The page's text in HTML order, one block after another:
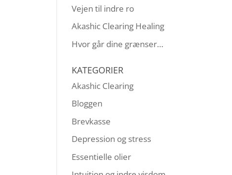
Vejen til indre ro
Akashic Clearing Healing
Hvor går dine grænser…
KATEGORIER
Akashic Clearing
Bloggen
Brevkasse
Depression og stress
Essentielle olier